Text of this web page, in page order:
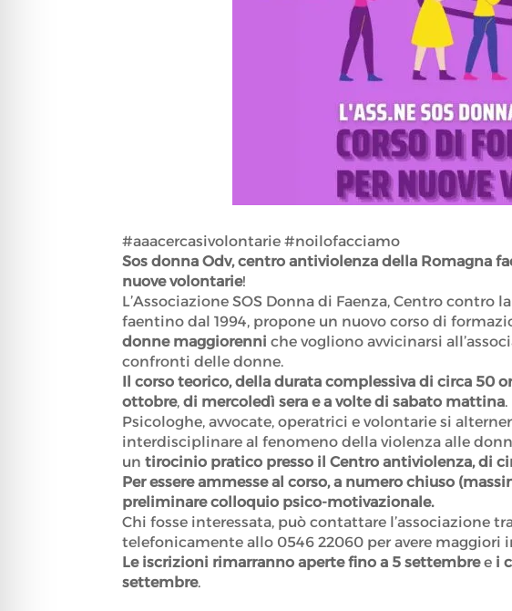
#aaacercasivolontarie #noilofacciamo
Sos donna Odv, centro antiviolenza della Romagna
nuove volontarie!
L’Associazione SOS Donna di Faenza, Centro
faentino dal 1994, propone un nuovo corso di
donne maggiorenni che vogliono avvicinarsi
confronti delle donne.
Il corso teorico, della durata complessiva di circa 50
ottobre,di mercoledì sera e a volte di sabato mattina.
Psicologhe, avvocate, operatrici e volontarie si
interdisciplinare al fenomeno della violenza alle
untirocinio pratico presso il Centro antiviolenza, di
Per essere ammesse al corso, a numero chiuso
preliminare colloquio psico-motivazionale.
Chi fosse interessata, può contattare l’associazione
telefonicamente allo 0546 22060 per avere maggiori
Le iscrizioni rimarranno aperte fino a 5 settembree i
settembre.